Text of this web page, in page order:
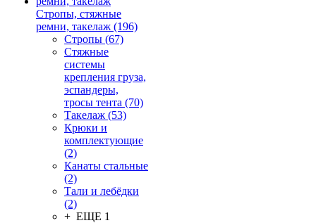
Стропы, стяжные
ремни, такелаж (196)
Стропы (67)
Стяжные
системы
крепления груза,
эспандеры,
тросы тента (70)
Такелаж (53)
Крюки и
комплектующие
(2)
Канаты стальные
(2)
Тали и лебёдки
(2)
+ ЕЩЕ 1